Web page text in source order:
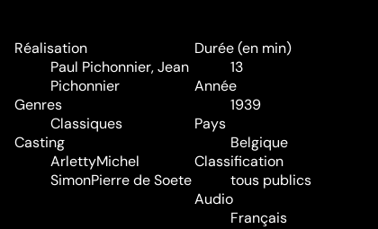
Réalisation
Paul Pichonnier,Jean
Pichonnier
Genres
Classiques
Casting
ArlettyMichel
SimonPierre de Soete
Durée (en min)
13
Année
1939
Pays
Belgique
Classification
tous publics
Audio
Français